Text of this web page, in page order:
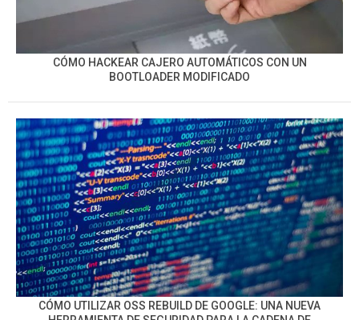
CÓMO HACKEAR CAJERO AUTOMÁTICOS CON UN
BOOTLOADER MODIFICADO
CÓMO UTILIZAR OSS REBUILD DE GOOGLE: UNA NUEVA